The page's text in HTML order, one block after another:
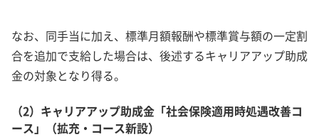
なお、同手当に加え、標準月額報酬や標準賞与額の一定割
合を追加で支給した場合は、後述するキャリアアップ助成
金の対象となり得る。
（2）キャリアアップ助成金「社会保険適用時処遇改善コ
ース」（拡充・コース新設）